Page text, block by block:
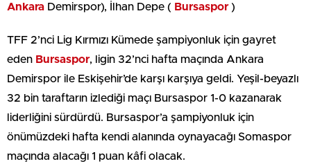
Ankara Demirspor), İlhan Depe ( Bursaspor )
TFF 2’nci Lig Kırmızı Kümede şampiyonluk için gayret
eden Bursaspor, ligin 32’nci hafta maçında Ankara
Demirspor ile Eskişehir’de karşı karşıya geldi. Yeşil-beyazlı
32 bin taraftarın izlediği maçı Bursaspor 1-0 kazanarak
liderliğini sürdürdü. Bursaspor’a şampiyonluk için
önümüzdeki hafta kendi alanında oynayacağı Somaspor
maçında alacağı 1 puan kâfi olacak.